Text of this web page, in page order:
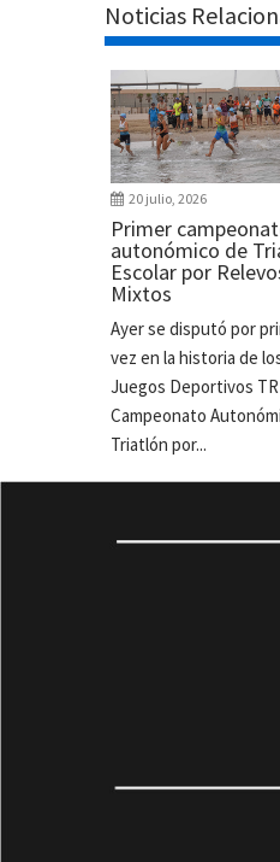
Noticias
20 julio, 2026
Primer
autonómico de
Escolar por
Mixtos
Ayer se disputó por
vez en la historia de
Juegos Deportivos
Campeonato
Triatlón por...